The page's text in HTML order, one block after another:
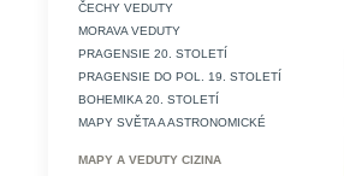
ČECHY VEDUTY
MORAVA VEDUTY
PRAGENSIE 20. STOLETÍ
PRAGENSIE DO POL. 19. STOLETÍ
BOHEMIKA 20. STOLETÍ
MAPY SVĚTA A ASTRONOMICKÉ
MAPY A VEDUTY CIZINA